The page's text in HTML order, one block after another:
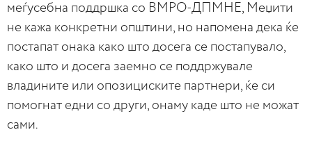
меѓусебна поддршка со ВМРО-ДПМНЕ, Меџити
не кажа конкретни општини, но напомена дека ќе
постапат онака како што досега се постапувало,
како што и досега заемно се поддржувале
владините или опозициските партнери, ќе си
помогнат едни со други, онаму каде што не можат
сами.